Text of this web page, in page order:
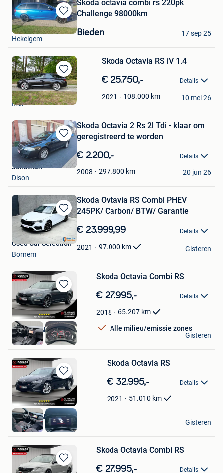
Bewaren
in
Skoda octavia combi rs 220pk
Challenge 98000km
Bieden
mora santos alain
Hekelgem
17 sep 25
Bewaren
in
Mijn
Favorieten
Skoda Octavia RS iV 1.4
€ 25.750,- Details
2021 108.000 km
Robin
Mol
10 mei 26
Bewaren
in
Favorieten
Skoda Octavia 2 Rs 2l Tdi - klaar om
geregistreerd te worden
€ 2.200,- Details
2008 297.800 km
Jonathan
Dison
20 jun 26
Bewaren
in
Mijn
Favorieten
Skoda Ovtavia RS Combi PHEV
245PK/ Carbon/ BTW/ Garantie
€ 23.999,99 Details
2021 97.000 km
Used Car Selection
Bornem
Gisteren
Bewaren
in
Mijn
Favorieten
Skoda Octavia Combi RS
€ 27.995,- Details
2018 65.207 km
Alle milieu/emissie zones
BOCARS NV
Zulte
Gisteren
Bewaren
in
Mijn
Favorieten
Skoda Octavia RS
€ 32.995,- Details
2021 51.010 km
BOCARS NV
Zulte
Gisteren
Bewaren
Skoda Octavia Combi RS
€ 27.995,- Details